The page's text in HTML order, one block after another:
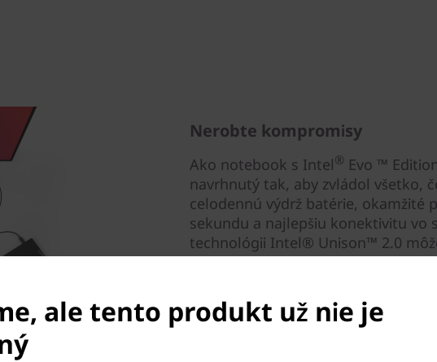
Nerobte kompromisy
Ako notebook s Intel® Evo ™
navrhnutý tak, aby zvládol všetko,
celodennú výdrž batérie, okamžité
sekundu a najlepšiu konektivitu vo
technológii Intel® Unison™ 2.0
notebook s akýmkoľvek
Android, aby ste boli v obraze bez
Volajte alebo píšte správy bez
telefóne - a ľahko prenášajte
ale tento produkt už nie je